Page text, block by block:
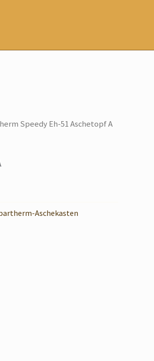
Speedy Eh-51 Aschetopf A
Aschekasten